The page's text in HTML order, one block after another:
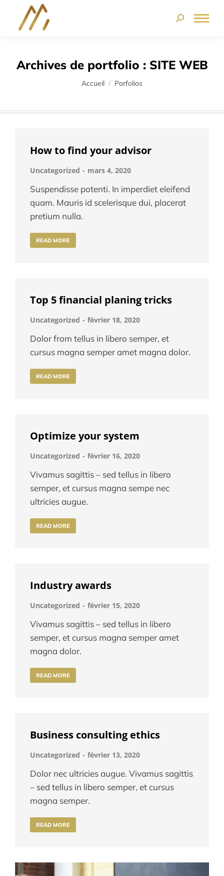
Archives de portfolio : SITE WEB
Vous êtes ici :
Accueil Porfolios
How to find your advisor
Uncategorized mars 4, 2020
Suspendisse potenti. In imperdiet eleifend
quam. Mauris id scelerisque dui, placerat
pretium nulla.
READ MORE
Top 5 financial planing tricks
Uncategorized février 18, 2020
Dolor from tellus in libero semper, et
cursus magna semper amet magna dolor.
READ MORE
Optimize your system
Uncategorized février 16, 2020
Vivamus sagittis – sed tellus in libero
semper, et cursus magna sempe nec
ultricies augue.
READ MORE
Industry awards
Uncategorized février 15, 2020
Vivamus sagittis – sed tellus in libero
semper, et cursus magna semper amet
magna dolor.
READ MORE
Business consulting ethics
Uncategorized février 13, 2020
Dolor nec ultricies augue. Vivamus sagittis
– sed tellus in libero semper, et cursus
magna semper.
READ MORE